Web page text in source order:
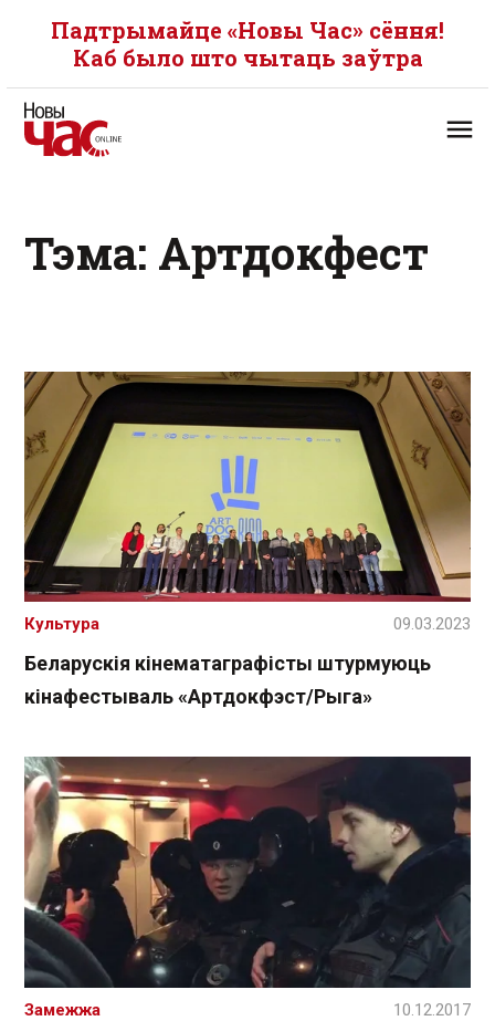
Падтрымайце «Новы Час» сёння!
Каб было што чытаць заўтра
Тэма: Артдокфест
Беларускія кінематаграфісты штурмуюць
кінафестываль «Артдокфэст/Рыга»
Культура 09.03.2023
Замежжа 10.12.2017